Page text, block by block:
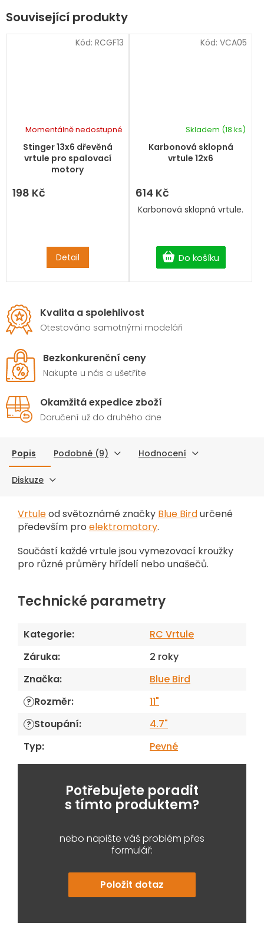
Související produkty
Stinger 13x6 dřevěná
vrtule pro spalovací
motory
Momentálně nedostupné
198 Kč
Detail
Kód: RCGF13
Karbonová sklopná
vrtule 12x6
Skladem (18 ks)
614 Kč
Do košíku
Karbonová sklopná vrtule.
Kód: VCA05
Kvalita a spolehlivost
Otestováno samotnými modeláři
Bezkonkurenční ceny
Nakupte u nás a ušetříte
Okamžitá expedice zboží
Doručení už do druhého dne
Popis Podobné (9) Hodnocení
Diskuze
Vrtuleod světoznámé značky Blue Birdurčené
především pro elektromotory.
Součástí každé vrtule jsou vymezovací kroužky
pro různé průměry hřídelí nebo unašečů.
Technické parametry
Kategorie:
RC Vrtule
Záruka:
2 roky
Značka: Blue Bird
? Rozměr: 11"
? Stoupání:
4.7"
Typ: Pevné
Potřebujete poradit
s tímto produktem?
nebo napište váš problém přes
formulář:
Položit dotaz